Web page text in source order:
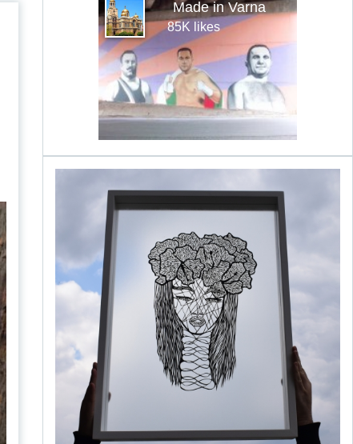
Made in Varna
85K likes
alinapapercut.com
Ръчно изрязани картини